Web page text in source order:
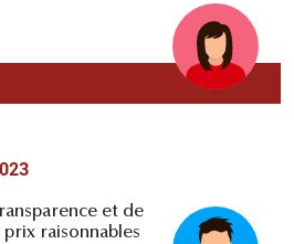
et de
raisonnables